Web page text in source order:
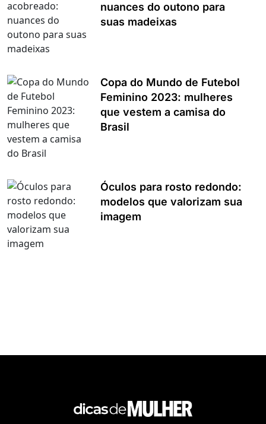
nuances do outono para
suas madeixas
Copa do Mundo de Futebol
Feminino 2023: mulheres
que vestem a camisa do
Brasil
Óculos para rosto redondo:
modelos que valorizam sua
imagem